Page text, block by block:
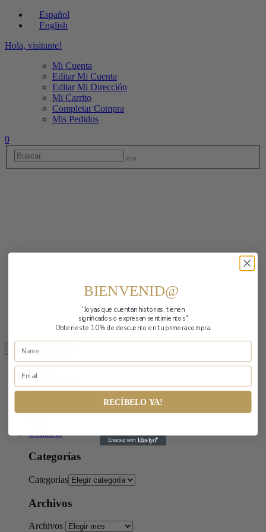
Español
English
Hola, visitante!
Mi Cuenta
Editar Mi Cuenta
Editar Mi Dirección
Mi Carrito
Completar Compra
Mis Pedidos
0
Toggle navigation
Inicio
Sharon Loew
Colecciones
Encuéntranos
Contacto
Categorías
Categorías
Archivos
Archivos
BIENVENID@
"Joyas que cuentan historias,tienen
significados o expresan sentimientos"
Obten este 10% de descuento en tu primera compra.
RECÍBELO YA!